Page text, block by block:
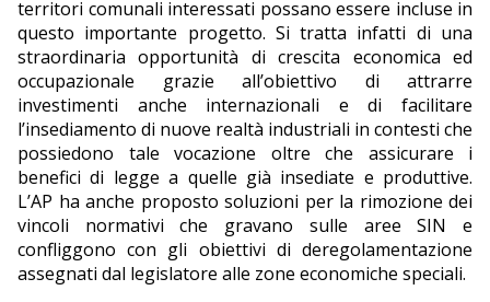
territori comunali interessati possano essere incluse in
questo importante progetto. Si tratta infatti di una
straordinaria opportunità di crescita economica ed
occupazionale grazie all’obiettivo di attrarre
investimenti anche internazionali e di facilitare
l’insediamento di nuove realtà industriali in contesti che
possiedono tale vocazione oltre che assicurare i
benefici di legge a quelle già insediate e produttive.
L’AP ha anche proposto soluzioni per la rimozione dei
vincoli normativi che gravano sulle aree SIN e
confliggono con gli obiettivi di deregolamentazione
assegnati dal legislatore alle zone economiche speciali.